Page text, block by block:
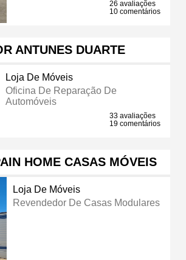
26 avaliações
10 comentários
ANTUNES DUARTE
Loja De Móveis
Oficina De Reparação De
Automóveis
33 avaliações
19 comentários
HOME CASAS MÓVEIS
Loja De Móveis
Revendedor De Casas Modulares